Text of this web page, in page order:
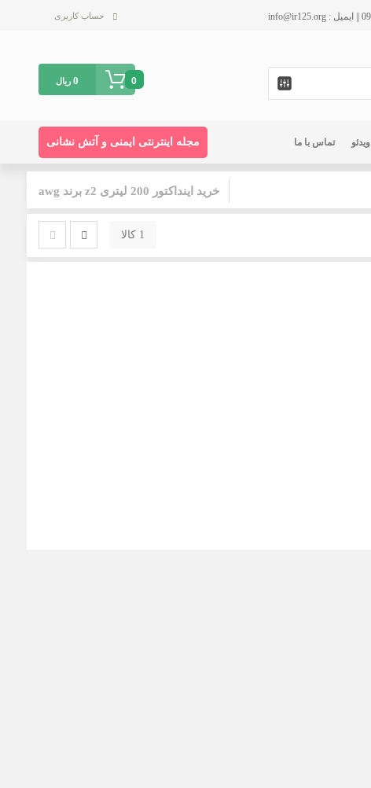
حساب کاربری
0 ریال 0
ویدئو تماس با ما مجله اینترنتی ایمنی و آتش نشانی
خرید اینداکتور 200 لیتری z2 برند awg
1 کالا